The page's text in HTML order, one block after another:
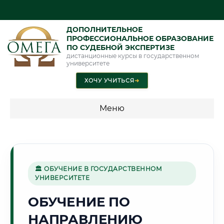
ДОПОЛНИТЕЛЬНОЕ
ПРОФЕССИОНАЛЬНОЕ ОБРАЗОВАНИЕ
ПО СУДЕБНОЙ ЭКСПЕРТИЗЕ
дистанционные курсы в государственном
университете
ХОЧУ УЧИТЬСЯ➜
Меню
специальности"
Стоимость по программам обучения "Судебная экспертиза"
Стоимость по программам обучения "Экспертиза"
🏛 ОБУЧЕНИЕ В ГОСУДАРСТВЕННОМ
УНИВЕРСИТЕТЕ
ОБУЧЕНИЕ ПО
НАПРАВЛЕНИЮ